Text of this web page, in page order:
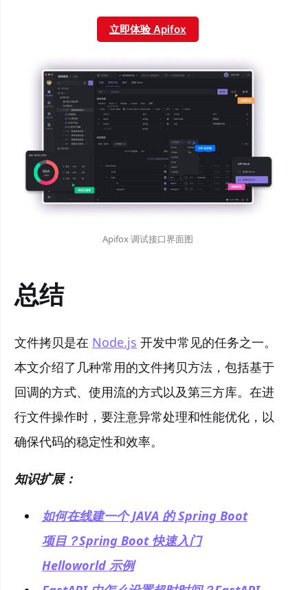
立即体验 Apifox
Apifox 调试接口界面图
总结
文件拷贝是在 Node.js 开发中常见的任务之一。
本文介绍了几种常用的文件拷贝方法，包括基于
回调的方式、使用流的方式以及第三方库。在进
行文件操作时，要注意异常处理和性能优化，以
确保代码的稳定性和效率。
知识扩展：
如何在线建一个 JAVA 的 Spring Boot
项目？Spring Boot 快速入门
Helloworld 示例